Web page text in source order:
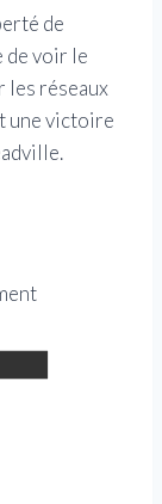
de
de voir le
les réseaux
une victoire